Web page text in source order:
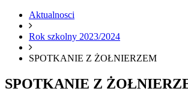
Aktualnosci
Rok szkolny 2023/2024
SPOTKANIE Z ŻOŁNIERZEM
SPOTKANIE Z